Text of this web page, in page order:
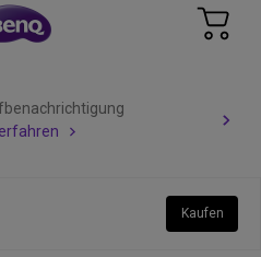
Kaufen